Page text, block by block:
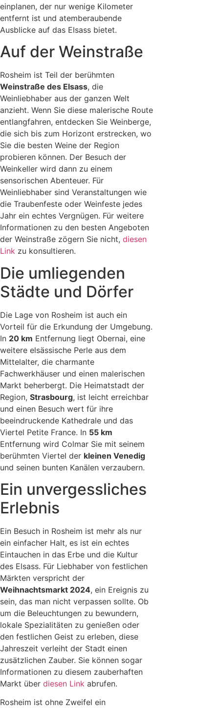
einplanen, der nur wenige Kilometer
entfernt ist und atemberaubende
Ausblicke auf das Elsass bietet.
Auf der Weinstraße
Rosheim ist Teil der berühmten
Weinstraße des Elsass, die
Weinliebhaber aus der ganzen Welt
anzieht. Wenn Sie diese malerische Route
entlangfahren, entdecken Sie Weinberge,
die sich bis zum Horizont erstrecken, wo
Sie die besten Weine der Region
probieren können. Der Besuch der
Weinkeller wird dann zu einem
sensorischen Abenteuer. Für
Weinliebhaber sind Veranstaltungen wie
die Traubenfeste oder Weinfeste jedes
Jahr ein echtes Vergnügen. Für weitere
Informationen zu den besten Angeboten
der Weinstraße zögern Sie nicht, diesen
Link zu konsultieren.
Die umliegenden
Städte und Dörfer
Die Lage von Rosheim ist auch ein
Vorteil für die Erkundung der Umgebung.
In 20 km Entfernung liegt Obernai, eine
weitere elsässische Perle aus dem
Mittelalter, die charmante
Fachwerkhäuser und einen malerischen
Markt beherbergt. Die Heimatstadt der
Region, Strasbourg, ist leicht erreichbar
und einen Besuch wert für ihre
beeindruckende Kathedrale und das
Viertel Petite France. In 55 km
Entfernung wird Colmar Sie mit seinem
berühmten Viertel der kleinen Venedig
und seinen bunten Kanälen verzaubern.
Ein unvergessliches
Erlebnis
Ein Besuch in Rosheim ist mehr als nur
ein einfacher Halt, es ist ein echtes
Eintauchen in das Erbe und die Kultur
des Elsass. Für Liebhaber von festlichen
Märkten verspricht der
Weihnachtsmarkt 2024, ein Ereignis zu
sein, das man nicht verpassen sollte. Ob
um die Beleuchtungen zu bewundern,
lokale Spezialitäten zu genießen oder
den festlichen Geist zu erleben, diese
Jahreszeit verleiht der Stadt einen
zusätzlichen Zauber. Sie können sogar
Informationen zu diesem zauberhaften
Markt über diesen Link abrufen.
Rosheim ist ohne Zweifel ein